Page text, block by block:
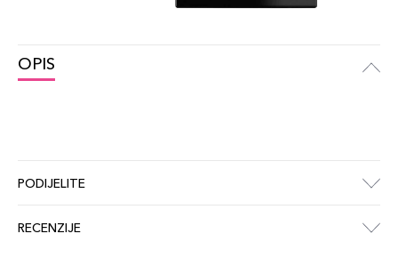
OPIS
PODIJELITE
RECENZIJE